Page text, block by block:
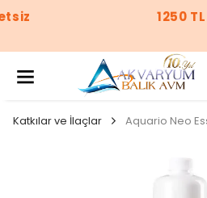
1250 TL ve Üzeri
Katkılar ve İlaçlar Aquario Neo